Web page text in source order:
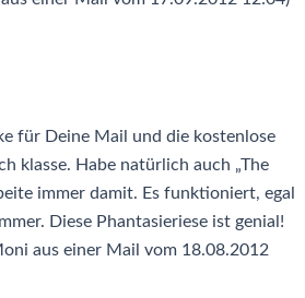
für Deine Mail und die kostenlose
klasse. Habe natürlich auch „The
immer damit. Es funktioniert, egal
Diese Phantasieriese ist genial!
aus einer Mail vom 18.08.2012